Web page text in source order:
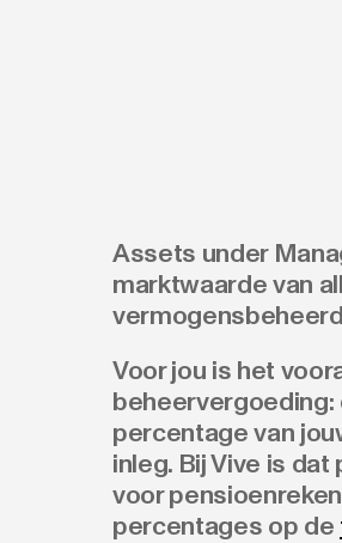
Assets under
marktwaarde van
Voor jou is het
percentage van
inleg. Bij Vive is
voor
percentages op de